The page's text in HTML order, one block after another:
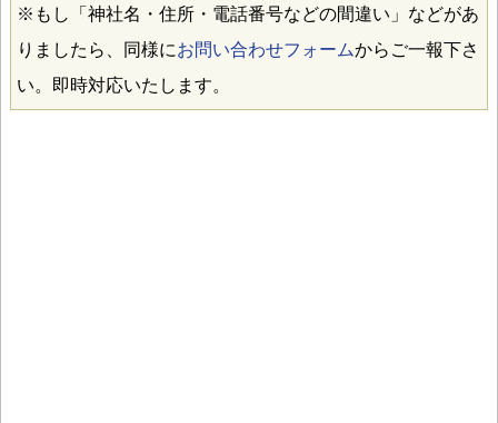
※もし「神社名・住所・電話番号などの間違い」などがあ
りましたら、同様にお問い合わせフォームからご一報下さ
い。即時対応いたします。